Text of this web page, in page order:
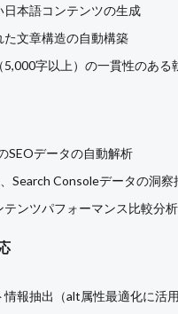
日本語コンテンツの生成
た文章構造の自動構築
字以上）の一貫性のある
SEOデータの自動解析
Search Consoleデータの洞察
ンツパフォーマンス比較分析
報抽出（alt属性最適化に活用